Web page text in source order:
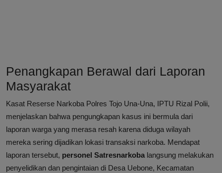
Penangkapan Berawal dari Laporan
Masyarakat
Kasat Reserse Narkoba Polres Tojo Una-Una, IPTU Rizal Polii,
menjelaskan bahwa pengungkapan kasus ini bermula dari
laporan warga yang merasa resah karena diduga wilayah
mereka sering dijadikan lokasi transaksi narkoba. Mendapat
laporan tersebut, personel Satresnarkoba langsung melakukan
penyelidikan dan pengintaian di Desa Uebone, Kecamatan